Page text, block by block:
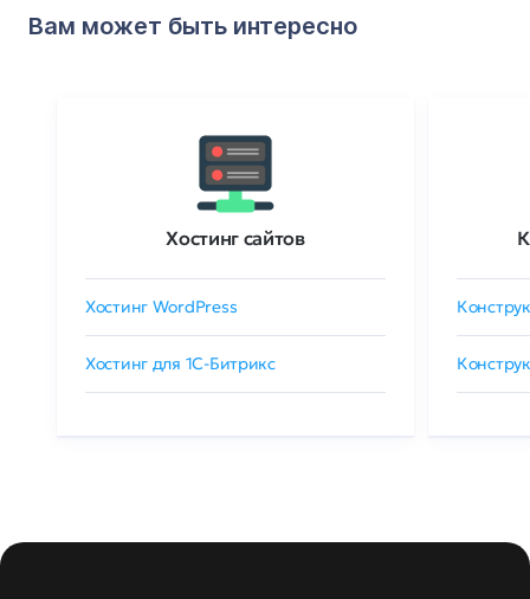
Вам может быть интересно
Хостинг сайтов
Хостинг WordPress
Хостинг для 1C-Битрикс